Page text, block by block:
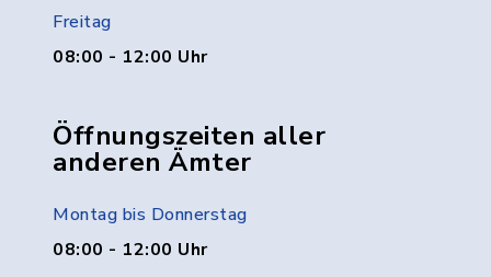
Freitag
08:00 - 12:00 Uhr
Öffnungszeiten aller
anderen Ämter
Montag bis Donnerstag
08:00 - 12:00 Uhr